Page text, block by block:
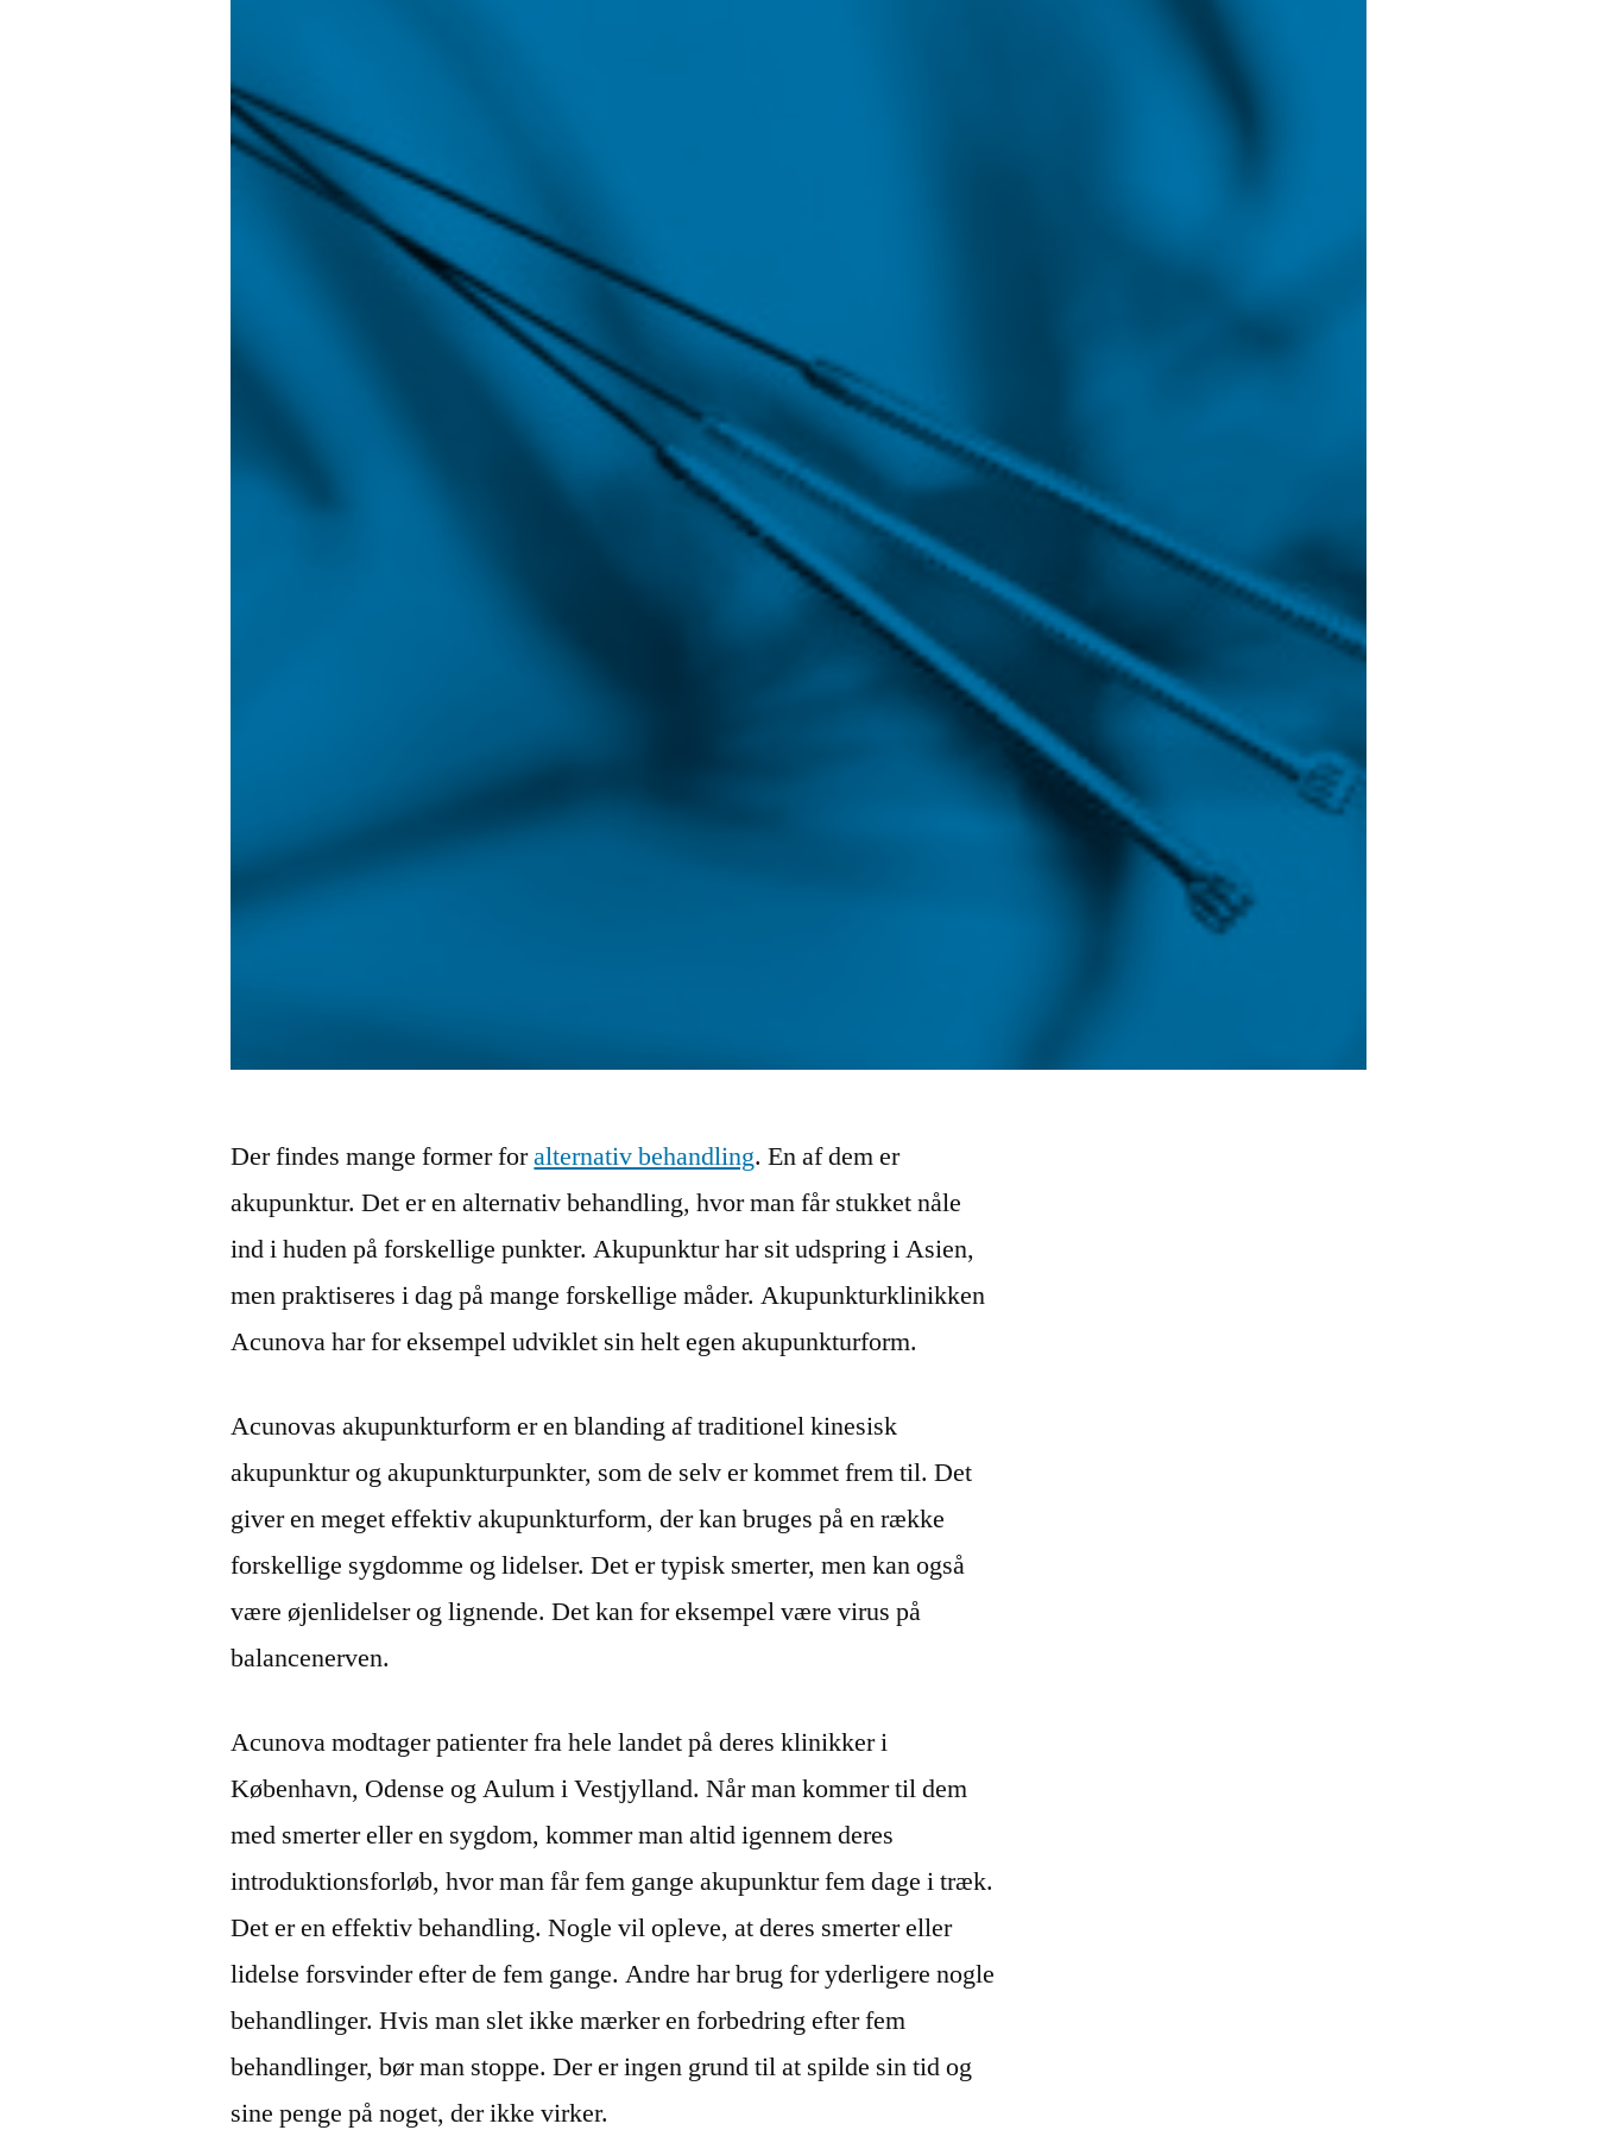
Der findes mange former foralternativ behandling. En af dem er
akupunktur. Det er en alternativ behandling, hvor man får stukket nåle
ind i huden på forskellige punkter. Akupunktur har sit udspring i Asien,
men praktiseres i dag på mange forskellige måder. Akupunkturklinikken
Acunova har for eksempel udviklet sin helt egen akupunkturform.
Acunovas akupunkturform er en blanding af traditionel kinesisk
akupunktur og akupunkturpunkter, som de selv er kommet frem til. Det
giver en meget effektiv akupunkturform, der kan bruges på en række
forskellige sygdomme og lidelser. Det er typisk smerter, men kan også
være øjenlidelser og lignende. Det kan for eksempel være virus på
balancenerven.
Acunova modtager patienter fra hele landet på deres klinikker i
København, Odense og Aulum i Vestjylland. Når man kommer til dem
med smerter eller en sygdom, kommer man altid igennem deres
introduktionsforløb, hvor man får fem gange akupunktur fem dage i træk.
Det er en effektiv behandling. Nogle vil opleve, at deres smerter eller
lidelse forsvinder efter de fem gange. Andre har brug for yderligere nogle
behandlinger. Hvis man slet ikke mærker en forbedring efter fem
behandlinger, bør man stoppe. Der er ingen grund til at spilde sin tid og
sine penge på noget, der ikke virker.